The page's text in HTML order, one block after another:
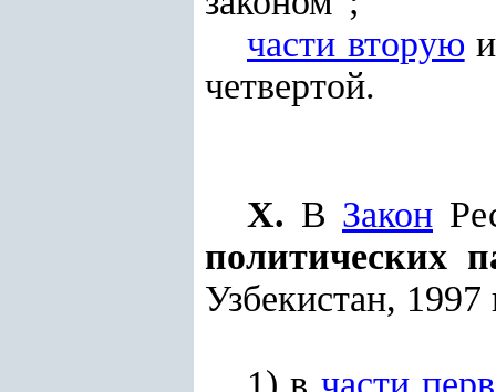
части вторую
четвертой.
X. В Закон
политических
Узбекистан,
1) в части